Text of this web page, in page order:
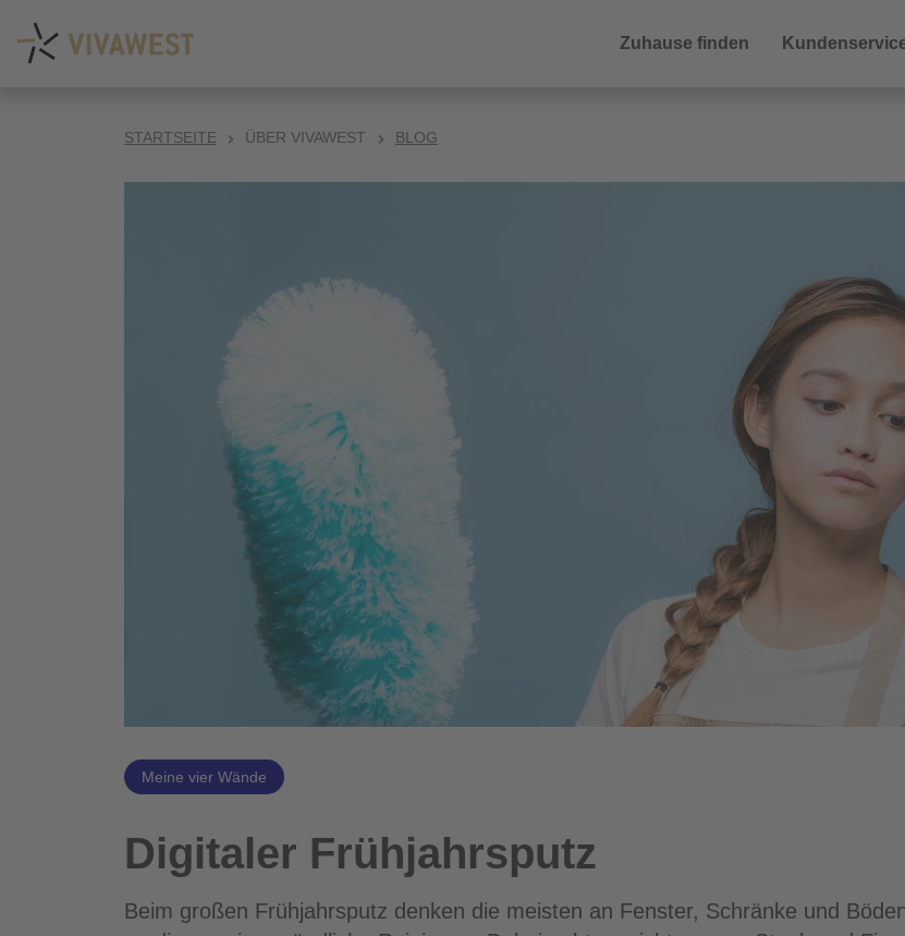
Zuhause finden
STARTSEITE ÜBER VIVAWEST BLOG
Meine vier Wände
Digitaler Frühjahrsputz
Beim großen Frühjahrsputz denken die meisten an Fenster, Schränke und